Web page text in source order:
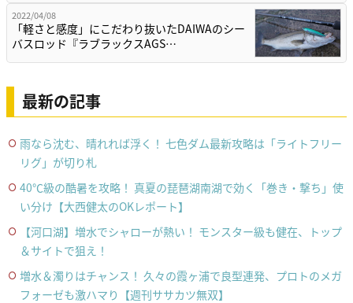
2022/04/08
「軽さと感度」にこだわり抜いたDAIWAのシー
バスロッド『ラブラックスAGS…
最新の記事
雨なら沈む、晴れれば浮く！ 七色ダム最新攻略は「ライトフリー
リグ」が切り札
40℃級の酷暑を攻略！ 真夏の琵琶湖南湖で効く「巻き・撃ち」使
い分け【大西健太のOKレポート】
【河口湖】増水でシャローが熱い！ モンスター級も健在、トップ
＆サイトで狙え！
増水＆濁りはチャンス！ 久々の霞ヶ浦で良型連発、プロトのメガ
フォーゼも激ハマり【週刊ササカツ無双】